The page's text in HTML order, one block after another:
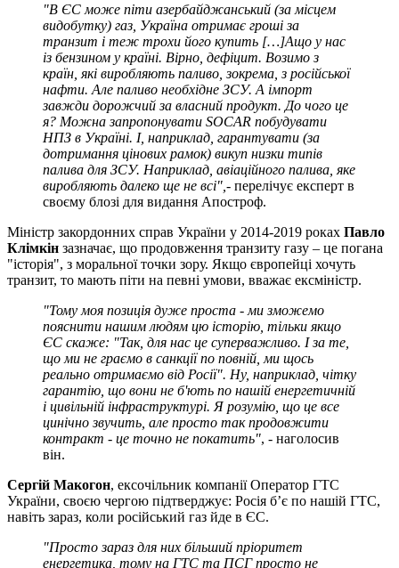
"В ЄС може піти азербайджанський (за місцем
видобутку) газ, Україна отримає гроші за
транзит і теж трохи його купить […]Ащо у нас
із бензином у країні. Вірно, дефіцит. Возимо з
країн, які виробляють паливо, зокрема, з російської
нафти. Але паливо необхідне ЗСУ. А імпорт
завжди дорожчий за власний продукт. До чого це
я? Можна запропонувати SOCAR побудувати
НПЗ в Україні. І, наприклад, гарантувати (за
дотримання цінових рамок) викуп низки типів
палива для ЗСУ. Наприклад, авіаційного палива, яке
виробляють далеко ще не всі", - перелічує експерт в
своєму блозі для видання Апостроф.
Міністр закордонних справ України у 2014-2019 роках Павло
Клімкін зазначає, що продовження транзиту газу – це погана
"історія", з моральної точки зору. Якщо європейці хочуть
транзит, то мають піти на певні умови, вважає ексміністр.
"Тому моя позиція дуже проста - ми зможемо
пояснити нашим людям цю історію, тільки якщо
ЄС скаже: "Так, для нас це суперважливо. І за те,
що ми не граємо в санкції по повній, ми щось
реально отримаємо від Росії". Ну, наприклад, чітку
гарантію, що вони не б'ють по нашій енергетичній
і цивільній інфраструктурі. Я розумію, що це все
цинічно звучить, але просто так продовжити
контракт - це точно не покатить", - наголосив
він.
Сергій Макогон, ексочільник компанії Оператор ГТС
України, своєю чергою підтверджує: Росія бʼє по нашій ГТС,
навіть зараз, коли російський газ йде в ЄС.
"Просто зараз для них більший пріоритет
енергетика, тому на ГТС та ПСГ просто не